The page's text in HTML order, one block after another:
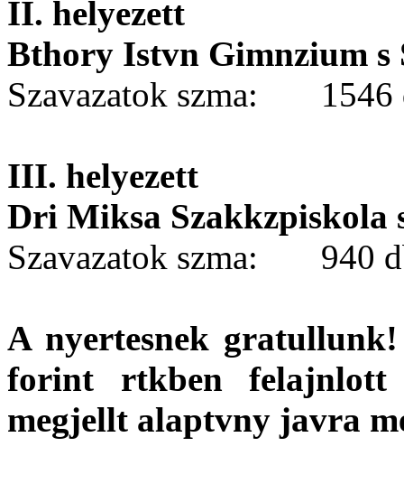
II. helyezett
Bthory Istvn Gimnzium
Szavazatok szma: 1546
III. helyezett
Dri Miksa Szakkzpiskola
Szavazatok szma: 940
A nyertesnek
forint rtkben
megjellt alaptvny javra